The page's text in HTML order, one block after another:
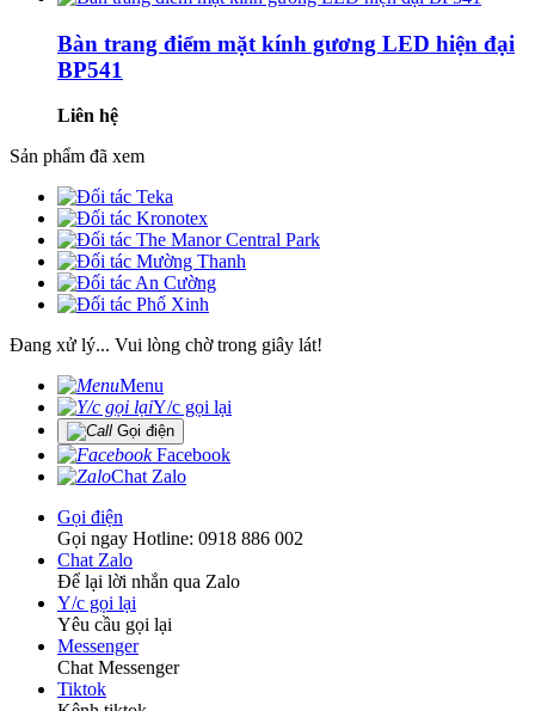
Bàn trang điểm mặt kính gương LED hiện đại
BP541
Liên hệ
Sản phẩm đã xem
Đang xử lý... Vui lòng chờ trong giây lát!
Menu
Y/c gọi lại
Gọi điện
Facebook
Chat Zalo
Gọi điện
Gọi ngay Hotline: 0918 886 002
Chat Zalo
Để lại lời nhắn qua Zalo
Y/c gọi lại
Yêu cầu gọi lại
Messenger
Chat Messenger
Tiktok